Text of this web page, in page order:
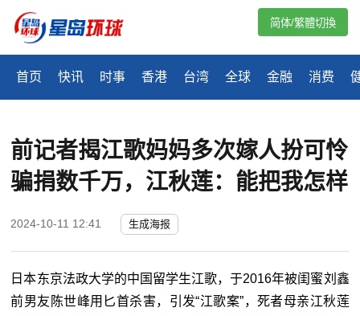
首页 快讯 时事 香港 台湾 全球 金融 消费
简体/繁體切換
前记者揭江歌妈妈多次嫁人扮可怜
骗捐数千万，江秋莲：能把我怎样
2024-10-11 12:41 生成海报
日本东京法政大学的中国留学生江歌，于2016年被闺蜜刘鑫
前男友陈世峰用匕首杀害，引发“江歌案”，死者母亲江秋莲